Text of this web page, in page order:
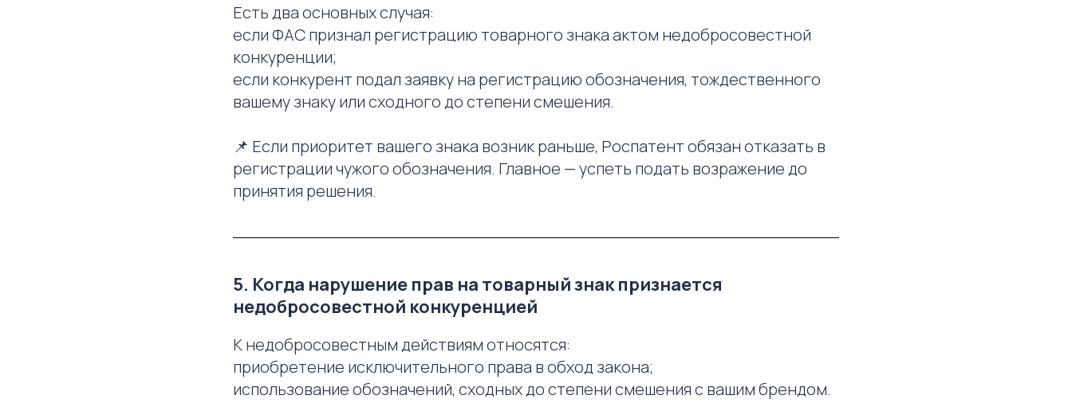
Есть два основных случая:
если ФАС признал регистрацию товарного знака актом недобросовестной
конкуренции;
если конкурент подал заявку на регистрацию обозначения, тождественного
вашему знаку или сходного до степени смешения.
📌 Если приоритет вашего знака возник раньше, Роспатент обязан отказать в
регистрации чужого обозначения. Главное — успеть подать возражение до
принятия решения.
5. Когда нарушение прав на товарный знак признается
недобросовестной конкуренцией
К недобросовестным действиям относятся:
приобретение исключительного права в обход закона;
использование обозначений, сходных до степени смешения с вашим брендом.